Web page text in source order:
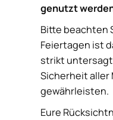
genutzt
Bitte beachten
Feiertagen ist
strikt
Sicherheit aller
gewährleisten.
Eure